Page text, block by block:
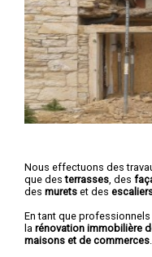
Nous effectuons des
que desterrasses , des
des murets et des
En tant que
la rénovation immobilière
maisons et de commerces